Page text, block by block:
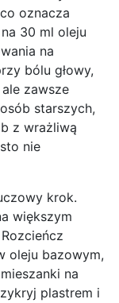
oznacza
30 ml oleju
na
bólu głowy,
zawsze
starszych,
z wrażliwą
nie
krok.
większym
oleju bazowym,
na
plastrem i